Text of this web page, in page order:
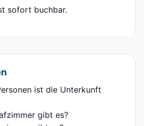
sofort buchbar.
ist die Unterkunft
gibt es?